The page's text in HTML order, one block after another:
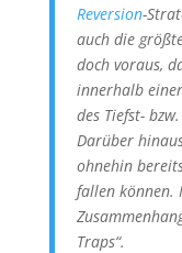
Reversion-
auch die
doch voraus,
innerhalb
des Tiefst-
Darüber
ohnehin
fallen können.
Traps“.